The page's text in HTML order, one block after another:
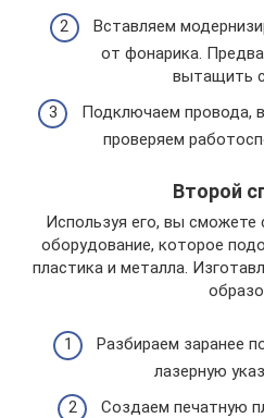
Вставляем
от фонарика.
вытащить
Подключаем провода,
проверяем
Второй
Используя его, вы
оборудование, которое
пластика и металла.
Разбираем заранее
лазерную
Создаем печатную